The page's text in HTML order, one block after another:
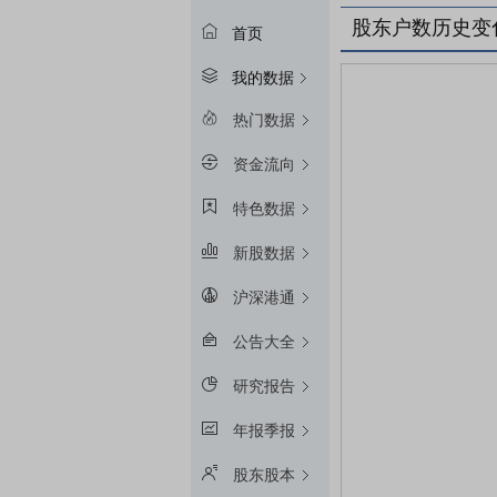
首页
我的数据
热门数据
资金流向
特色数据
新股数据
沪深港通
公告大全
研究报告
年报季报
股东股本
股东户数历史